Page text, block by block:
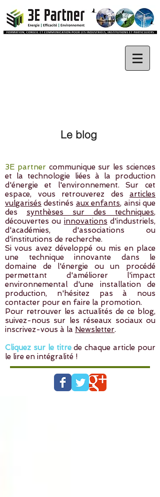
Le blog
3E partnercommunique sur les sciences
et la technologie liées à la production
d'énergie et l'environnement. Sur cet
espace, vous retrouverez des articles
vulgarisés destinés aux enfants, ainsi que
des synthèses sur des techniques,
découvertes ou innovations d'industriels,
d'académies, d'associations ou
d'institutions de recherche.
Si vous avez développé ou mis en place
une technique innovante dans le
domaine de l'énergie ou un procédé
permettant d'améliorer l'impact
environnemental d'une installation de
production, n'hésitez pas à nous
contacter pour en faire la promotion.
Pour retrouver les actualités de ce blog,
suivez-nous sur les réseaux sociaux ou
inscrivez-vous à la Newsletter.
Cliquez sur le titrede chaque article pour
le lire en intégralité !